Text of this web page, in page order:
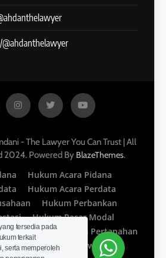
- The Lawyer You Can Trust | All
2024. Powered By BlazeThemes.
Hukum Acara Pidana
Hukum Acara Perdata
Hukum Perbankan
Hukum Pasar Modal
Intelektual
Hukum Pertanahan
Hukum Perkawinan
tersedia pada
terkait
serta memperoleh